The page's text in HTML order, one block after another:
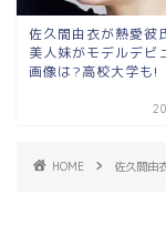
佐久間由衣が熱愛彼
美人妹がモデルデビ
画像は?高校大学も!
HOME 佐久間